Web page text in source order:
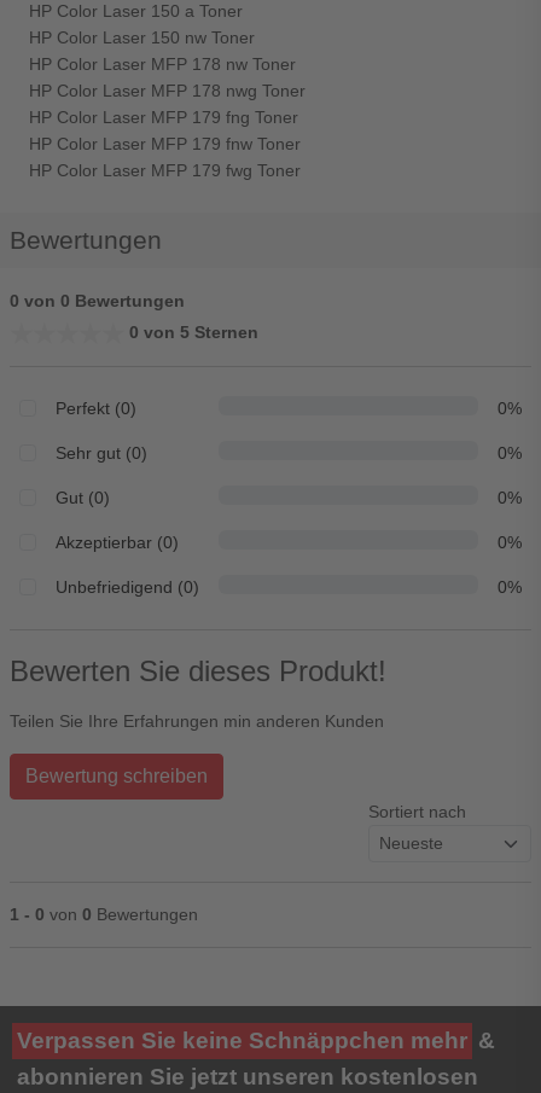
HP Color Laser 150 a Toner
HP Color Laser 150 nw Toner
HP Color Laser MFP 178 nw Toner
HP Color Laser MFP 178 nwg Toner
HP Color Laser MFP 179 fng Toner
HP Color Laser MFP 179 fnw Toner
HP Color Laser MFP 179 fwg Toner
Bewertungen
0 von 0 Bewertungen
0 von 5 Sternen
Perfekt (0) 0%
Sehr gut (0) 0%
Gut (0) 0%
Akzeptierbar (0) 0%
Unbefriedigend (0) 0%
Bewerten Sie dieses Produkt!
Teilen Sie Ihre Erfahrungen min anderen Kunden
Bewertung schreiben
Sortiert nach
1 - 0 von 0 Bewertungen
Ihre Bewertung**
★★★★★
Verpassen Sie keine Schnäppchen mehr &
abonnieren Sie jetzt unseren kostenlosen